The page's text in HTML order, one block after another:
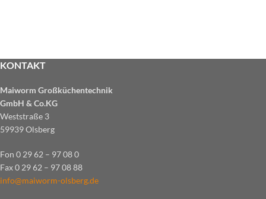
KONTAKT
Maiworm Großküchentechnik
GmbH & Co.KG
Weststraße 3
59939 Olsberg
Fon 0 29 62 – 97 08 0
Fax 0 29 62 – 97 08 88
info@maiworm-olsberg.de